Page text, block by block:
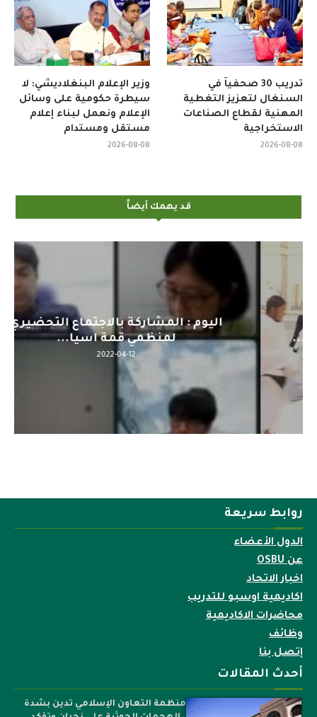
وزير الإعلام البنغلاديشي: لا
سيطرة حكومية على وسائل
الإعلام ونعمل لبناء إعلام
مستقل ومستدام
2026-08-08
تدريب 30 صحفياً في
السنغال لتعزيز التغطية
المهنية لقطاع الصناعات
الاستخراجية
2026-08-08
قد يهمك أيضاً
اليوم : المشاركة بالاجتماع التحضيري
لمنظمي قمة اسيا...
2022-04-12
روابط سريعة
الدول الأعضاء
عن OSBU
اخبار الاتحاد
اكاديمية اوسبو للتدريب
محاضرات الاكاديمية
وظائف
إتصل بنا
أحدث المقالات
منظمة التعاون الإسلامي تدين بشدة